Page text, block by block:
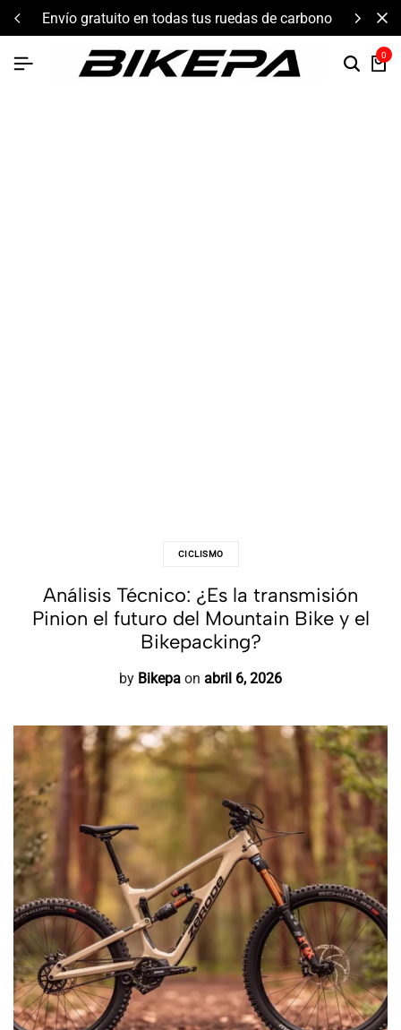
envío gratuito en todas tus ruedas de carbono
0
CICLISMO
Análisis Técnico: ¿Es la transmisión
Pinion el futuro del Mountain Bike y el
Bikepacking?
by Bikepa on abril 6, 2026